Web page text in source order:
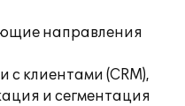
направления
клиентами (CRM),
и сегментация